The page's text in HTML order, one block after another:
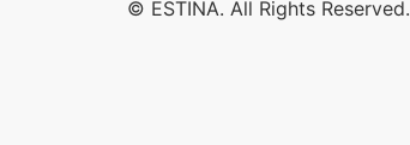
© ESTINA. All Rights Reserved.